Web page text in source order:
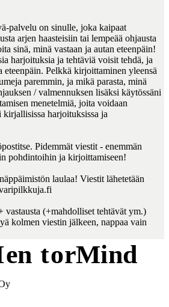
palvelu on sinulle, joka kaipaat
arjen haasteisiin tai lempeää ohjausta
sinä, minä vastaan ja autan eteenpäin!
harjoituksia ja tehtäviä voisit tehdä, ja
eteenpäin. Pelkkä kirjoittaminen yleensä
paremmin, ja mikä parasta, minä
/ valmennuksen lisäksi käytössäni
menetelmiä, joita voidaan
harjoituksissa ja
Pidemmät viestit - enemmän
pohdintoihin ja kirjoittamiseen!
laulaa! Viestit lähetetään
vastausta (+mahdolliset tehtävät ym.)
kolmen viestin jälkeen, nappaa vain